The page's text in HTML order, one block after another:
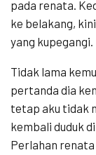
pada renata.
ke belakang,
yang kupegangi.
Tidak lama
pertanda dia
tetap aku tidak
kembali duduk
Perlahan